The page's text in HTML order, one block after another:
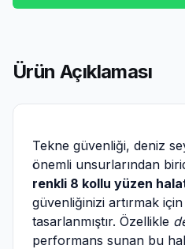
Ürün Açıklaması
Tekne güvenliği, deniz
önemli unsurlarından
renkli 8 kollu yüzen
güvenliğinizi artırmak
tasarlanmıştır. Özellikle
performans sunan bu